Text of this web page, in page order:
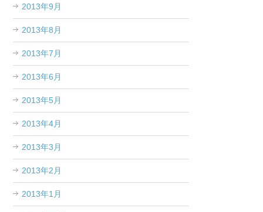
2013年9月
2013年8月
2013年7月
2013年6月
2013年5月
2013年4月
2013年3月
2013年2月
2013年1月